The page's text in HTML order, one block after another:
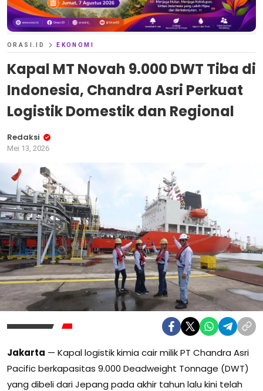
ORASI.ID EKONOMI
Kapal MT Novah 9.000 DWT Tiba di
Indonesia, Chandra Asri Perkuat
Logistik Domestik dan Regional
Redaksi
Mei 13, 2026
Jakarta — Kapal logistik kimia cair milik PT Chandra Asri
Pacific berkapasitas 9.000 Deadweight Tonnage (DWT)
yang dibeli dari Jepang pada akhir tahun lalu kini telah